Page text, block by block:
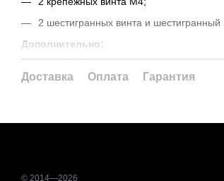
2 шестигранных винта и
Дополнительно:
Накладка WC для дверей в санузле;
Накладка PZ (под цилиндр) для дверей,
Доставка Оплата Гарантия
© 2014—2026